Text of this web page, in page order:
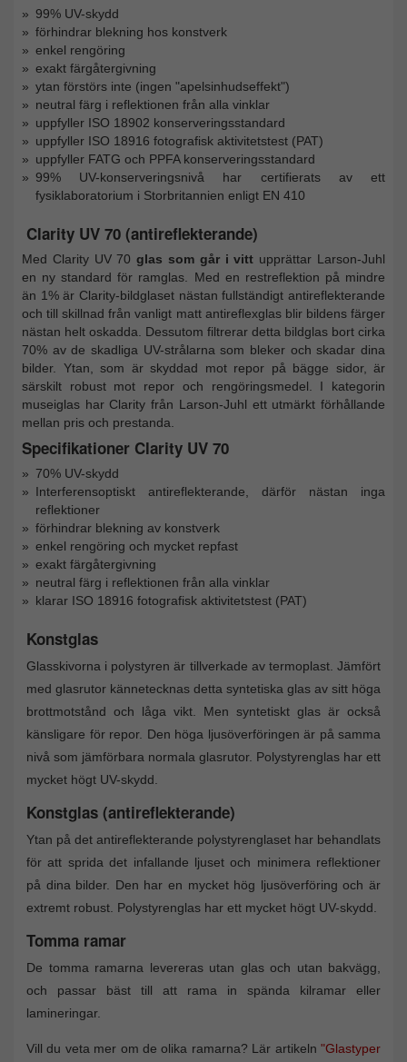
99% UV-skydd
förhindrar blekning hos konstverk
enkel rengöring
exakt färgåtergivning
ytan förstörs inte (ingen "apelsinhudseffekt")
neutral färg i reflektionen från alla vinklar
uppfyller ISO 18902 konserveringsstandard
uppfyller ISO 18916 fotografisk aktivitetstest (PAT)
uppfyller FATG och PPFA konserveringsstandard
99% UV-konserveringsnivå har certifierats av ett
fysiklaboratorium i Storbritannien enligt EN 410
Clarity UV 70 (antireflekterande)
Med Clarity UV 70glas som går i vitt upprättar Larson-Juhl
en ny standard för ramglas. Med en restreflektion på mindre
än 1% är Clarity-bildglaset nästan fullständigt antireflekterande
och till skillnad från vanligt matt antireflexglas blir bildens färger
nästan helt oskadda. Dessutom filtrerar detta bildglas bort cirka
70% av de skadliga UV-strålarna som bleker och skadar dina
bilder. Ytan, som är skyddad mot repor på bägge sidor, är
särskilt robust mot repor och rengöringsmedel. I kategorin
museiglas har Clarity från Larson-Juhl ett utmärkt förhållande
mellan pris och prestanda.
Specifikationer Clarity UV 70
70% UV-skydd
Interferensoptiskt antireflekterande, därför nästan inga
reflektioner
förhindrar blekning av konstverk
enkel rengöring och mycket repfast
exakt färgåtergivning
neutral färg i reflektionen från alla vinklar
klarar ISO 18916 fotografisk aktivitetstest (PAT)
Konstglas
Glasskivorna i polystyren är tillverkade av termoplast. Jämfört
med glasrutor kännetecknas detta syntetiska glas av sitt höga
brottmotstånd och låga vikt. Men syntetiskt glas är också
känsligare för repor. Den höga ljusöverföringen är på samma
nivå som jämförbara normala glasrutor. Polystyrenglas har ett
mycket högt UV-skydd.
Konstglas (antireflekterande)
Ytan på det antireflekterande polystyrenglaset har behandlats
för att sprida det infallande ljuset och minimera reflektioner
på dina bilder. Den har en mycket hög ljusöverföring och är
extremt robust. Polystyrenglas har ett mycket högt UV-skydd.
Tomma ramar
De tomma ramarna levereras utan glas och utan bakvägg,
och passar bäst till att rama in spända kilramar eller
lamineringar.
Vill du veta mer om de olika ramarna? Lär artikeln "Glastyper